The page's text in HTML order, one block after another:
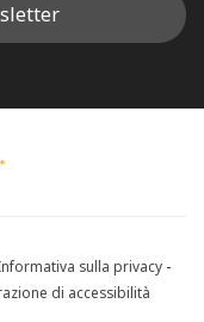
sulla privacy -
di accessibilità